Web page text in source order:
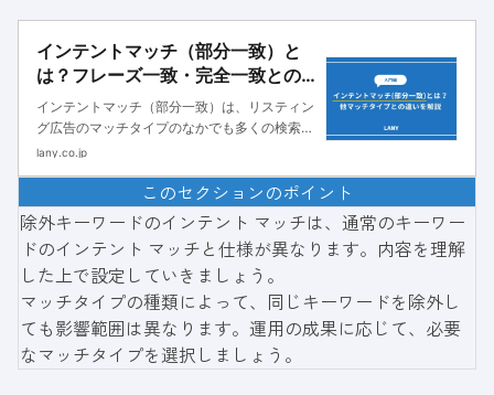
インテントマッチ（部分一致）と
は？フレーズ一致・完全一致との
違いも解説
インテントマッチ（部分一致）は、リスティン
グ広告のマッチタイプのなかでも多くの検索語
句に対応できる設定です。本記事では、インテ
な広告運用の参考にしてください。
lany.co.jp
このセクションのポイント
除外キーワードのインテント マッチは、通常のキーワー
ドのインテント マッチと仕様が異なります。内容を理解
した上で設定していきましょう。
マッチタイプの種類によって、同じキーワードを除外し
ても影響範囲は異なります。運用の成果に応じて、必要
なマッチタイプを選択しましょう。